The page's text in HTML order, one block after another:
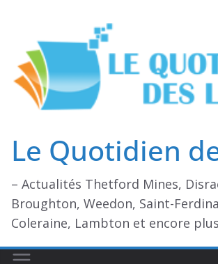
contenu
Le Quotidien
– Actualités Thetford Mines,
Broughton, Weedon, Saint-
Coleraine, Lambton et encore